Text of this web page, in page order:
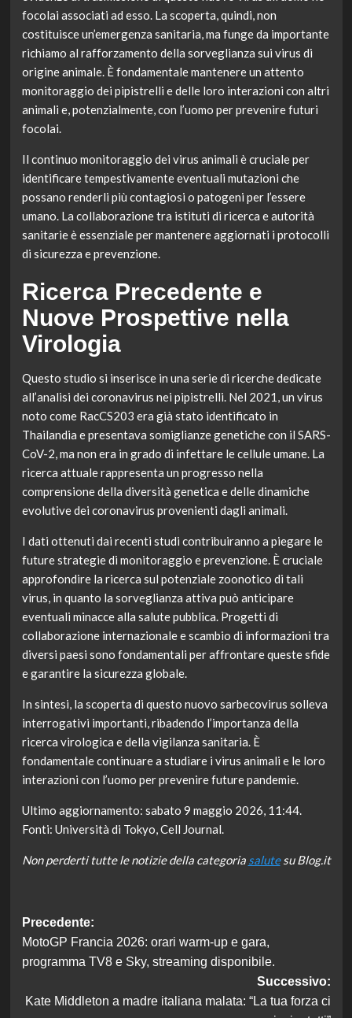
focolai associati ad esso. La scoperta, quindi, non
costituisce un’emergenza sanitaria, ma funge da importante
richiamo al rafforzamento della sorveglianza sui virus di
origine animale. È fondamentale mantenere un attento
monitoraggio dei pipistrelli e delle loro interazioni con altri
animali e, potenzialmente, con l’uomo per prevenire futuri
focolai.
Il continuo monitoraggio dei virus animali è cruciale per
identificare tempestivamente eventuali mutazioni che
possano renderli più contagiosi o patogeni per l’essere
umano. La collaborazione tra istituti di ricerca e autorità
sanitarie è essenziale per mantenere aggiornati i protocolli
di sicurezza e prevenzione.
Ricerca Precedente e
Nuove Prospettive nella
Virologia
Questo studio si inserisce in una serie di ricerche dedicate
all’analisi dei coronavirus nei pipistrelli. Nel 2021, un virus
noto come RacCS203 era già stato identificato in
Thailandia e presentava somiglianze genetiche con il SARS-
CoV-2, ma non era in grado di infettare le cellule umane. La
ricerca attuale rappresenta un progresso nella
comprensione della diversità genetica e delle dinamiche
evolutive dei coronavirus provenienti dagli animali.
I dati ottenuti dai recenti studi contribuiranno a piegare le
future strategie di monitoraggio e prevenzione. È cruciale
approfondire la ricerca sul potenziale zoonotico di tali
virus, in quanto la sorveglianza attiva può anticipare
eventuali minacce alla salute pubblica. Progetti di
collaborazione internazionale e scambio di informazioni tra
diversi paesi sono fondamentali per affrontare queste sfide
e garantire la sicurezza globale.
In sintesi, la scoperta di questo nuovo sarbecovirus solleva
interrogativi importanti, ribadendo l’importanza della
ricerca virologica e della vigilanza sanitaria. È
fondamentale continuare a studiare i virus animali e le loro
interazioni con l’uomo per prevenire future pandemie.
Ultimo aggiornamento: sabato 9 maggio 2026, 11:44.
Fonti: Università di Tokyo, Cell Journal.
Non perderti tutte le notizie della categoria salutesu Blog.it
Navigazione
articolo
Precedente:
MotoGP Francia 2026: orari warm-up e gara,
programma TV8 e Sky, streaming disponibile.
Successivo:
Kate Middleton a madre italiana malata: “La tua forza ci